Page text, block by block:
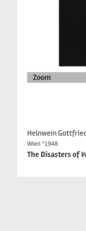
Zoom
Helnwein
Wien *1948
The Disasters of